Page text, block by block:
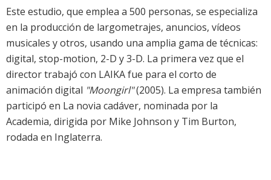
Este estudio, que emplea a 500 personas, se especializa
en la producción de largometrajes, anuncios, vídeos
musicales y otros, usando una amplia gama de técnicas:
digital, stop-motion, 2-D y 3-D. La primera vez que el
director trabajó con LAIKA fue para el corto de
animación digital "Moongirl"(2005). La empresa también
participó en La novia cadáver, nominada por la
Academia, dirigida por Mike Johnson y Tim Burton,
rodada en Inglaterra.